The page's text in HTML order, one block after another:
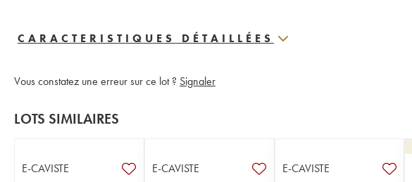
CARACTERISTIQUES DÉTAILLÉES
Vous constatez une erreur sur ce lot ? Signaler
LOTS SIMILAIRES
E-CAVISTE E-CAVISTE E-CAVISTE